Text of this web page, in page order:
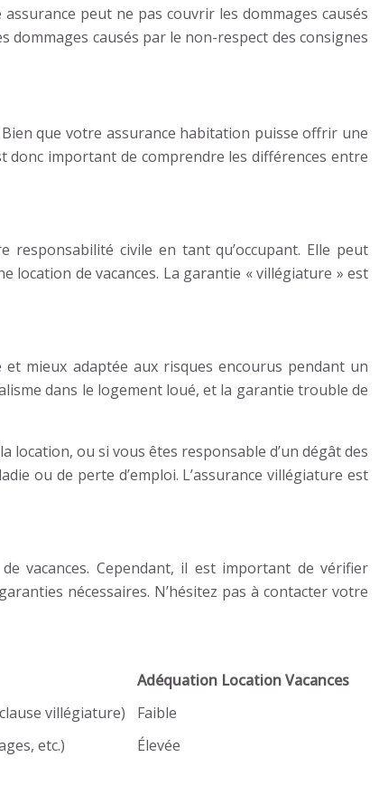
peut ne pas couvrir les dommages causés
dommages causés par le non-respect des consignes
que votre assurance habitation puisse offrir une
donc important de comprendre les différences entre
responsabilité civile en tant qu’occupant. Elle peut
location de vacances. La garantie « villégiature » est
mieux adaptée aux risques encourus pendant un
dans le logement loué, et la garantie trouble de
ou si vous êtes responsable d’un dégât des
ou de perte d’emploi. L’assurance villégiature est
vacances. Cependant, il est important de vérifier
nécessaires. N’hésitez pas à contacter votre
Adéquation Location Vacances
villégiature)
Faible
etc.) Élevée